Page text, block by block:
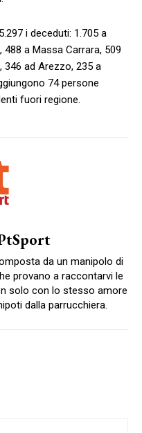
i deceduti: 1.705 a
a Massa Carrara, 509
346 ad Arezzo, 235 a
74 persone
fuori regione.
da un manipolo di
provano a raccontarvi le
solo con lo stesso amore
dalla parrucchiera.